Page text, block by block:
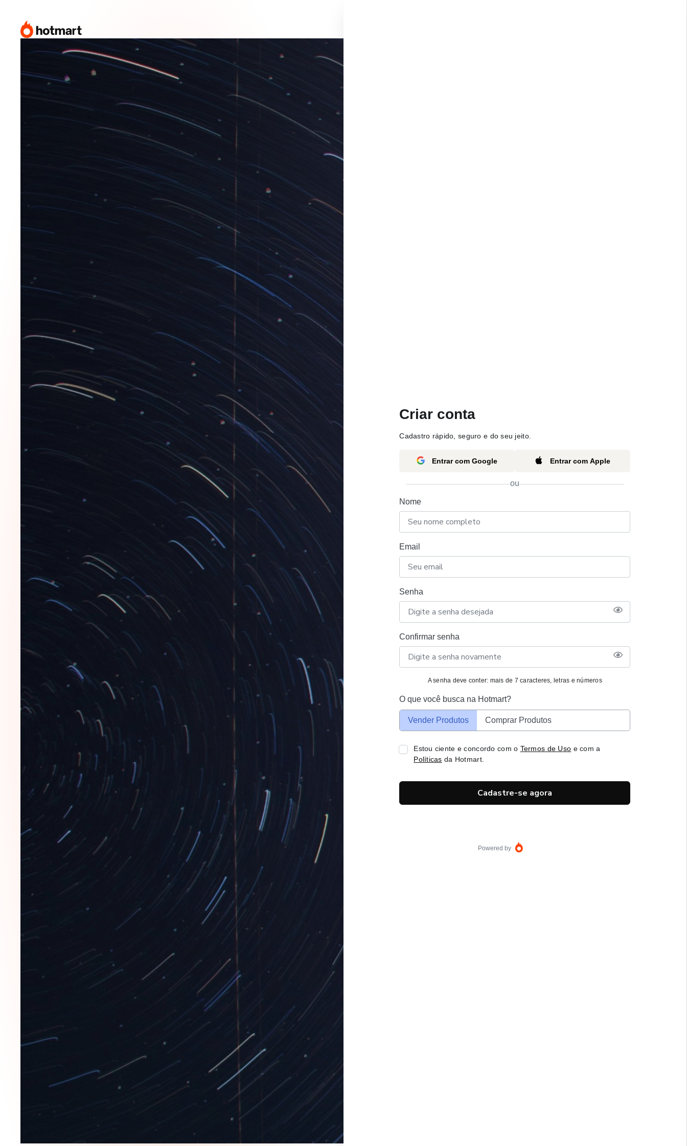
Criar conta
Cadastro rápido, seguro e do seu jeito.
Entrar com Google Entrar com Apple
ou
Nome
Email
Senha
Confirmar senha
A senha deve conter: mais de 7 caracteres, letras e números
O que você busca na Hotmart?
Vender Produtos Comprar Produtos
Estou ciente e concordo com o Termos de Uso e com a
Políticas da Hotmart.
Cadastre-se agora
Powered by